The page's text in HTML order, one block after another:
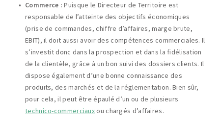
Commerce :Puisque le Directeur de Territoire est
responsable de l’atteinte des objectifs économiques
(prise de commandes, chiffre d’affaires, marge brute,
EBIT), il doit aussi avoir des compétences commerciales. Il
s’investit donc dans la prospection et dans la fidélisation
de la clientèle, grâce à un bon suivi des dossiers clients. Il
dispose également d’une bonne connaissance des
produits, des marchés et de la réglementation. Bien sûr,
pour cela, il peut être épaulé d’un ou de plusieurs
technico-commerciauxou chargés d’affaires.